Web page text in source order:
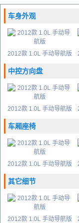
车身外观
2012款 1.0L 手动导航版
中控方向盘
2012款 1.0L 手动导航版
车厢座椅
2012款 1.0L 手动导航版
其它细节
2012款 1.0L 手动导航版